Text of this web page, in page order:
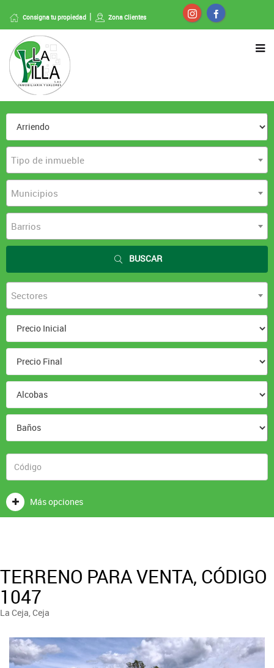
Consigna tu propiedad Zona Clientes
Tipo de inmueble
Municipios
Barrios
BUSCAR
Sectores
Más opciones
TERRENO PARA VENTA, CÓDIGO
1047
La Ceja, Ceja